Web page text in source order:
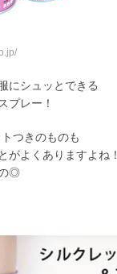
にシュッとできる
プレー！
つきのものも
がよくありますよね！
◎